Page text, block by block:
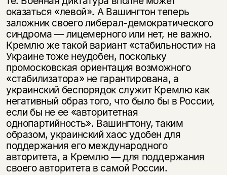
оказаться «левой». А Вашингтон теперь
заложник своего либерал-демократического
синдрома — лицемерного или нет, не важно.
Кремлю же такой вариант «стабильности» на
Украине тоже неудобен, поскольку
промосковская ориентация возможного
«стабилизатора» не гарантирована, а
украинский беспорядок служит Кремлю как
негативный образ того, что было бы в России,
если бы не ее «авторитетная
однопартийность». Вашингтону, таким
образом, украинский хаос удобен для
поддержания его международного
авторитета, а Кремлю — для поддержания
своего авторитета в самой России.